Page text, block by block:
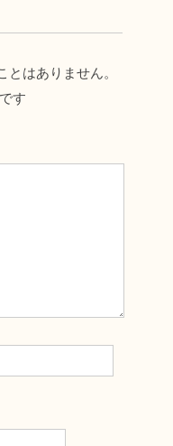
とはありません。
す